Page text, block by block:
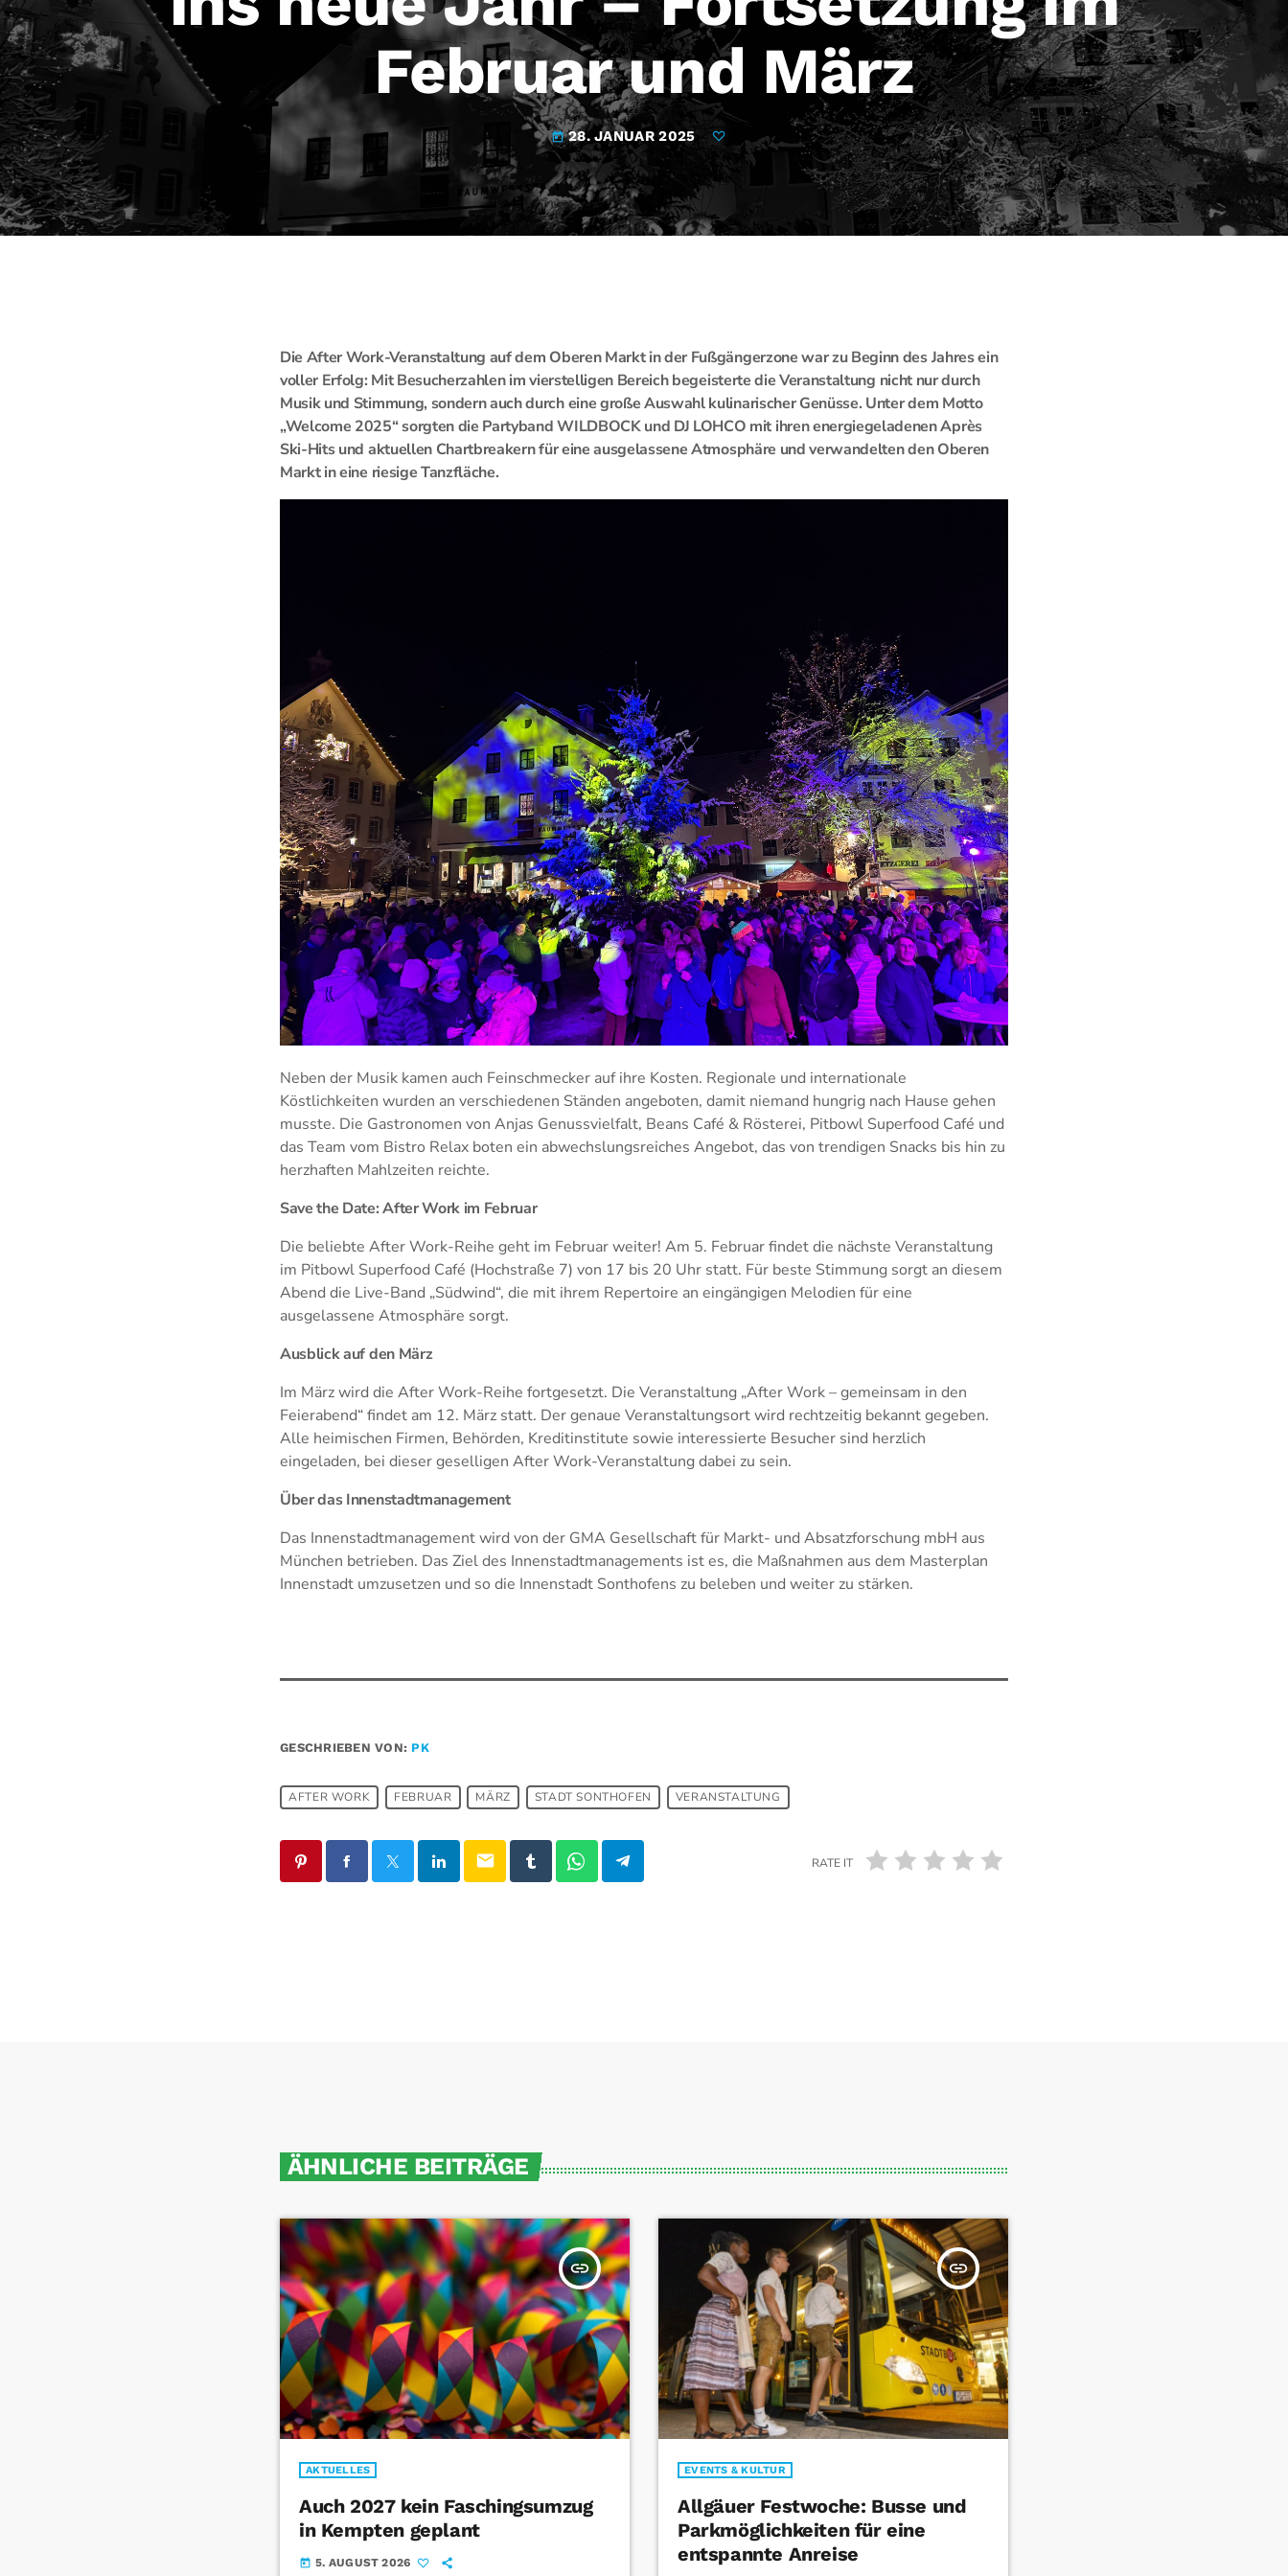
Februar und März
today 28. JANUAR 2025
Die After Work-Veranstaltung auf dem Oberen Markt in der Fußgängerzone war zu Beginn des Jahres ein
voller Erfolg: Mit Besucherzahlen im vierstelligen Bereich begeisterte die Veranstaltung nicht nur durch
Musik und Stimmung, sondern auch durch eine große Auswahl kulinarischer Genüsse. Unter dem Motto
„Welcome 2025“ sorgten die Partyband WILDBOCK und DJ LOHCO mit ihren energiegeladenen Après
Ski-Hits und aktuellen Chartbreakern für eine ausgelassene Atmosphäre und verwandelten den Oberen
Markt in eine riesige Tanzfläche.
Neben der Musik kamen auch Feinschmecker auf ihre Kosten. Regionale und internationale
Köstlichkeiten wurden an verschiedenen Ständen angeboten, damit niemand hungrig nach Hause gehen
musste. Die Gastronomen von Anjas Genussvielfalt, Beans Café & Rösterei, Pitbowl Superfood Café und
das Team vom Bistro Relax boten ein abwechslungsreiches Angebot, das von trendigen Snacks bis hin zu
herzhaften Mahlzeiten reichte.
Save the Date: After Work im Februar
Die beliebte After Work-Reihe geht im Februar weiter! Am 5. Februar findet die nächste Veranstaltung
im Pitbowl Superfood Café (Hochstraße 7) von 17 bis 20 Uhr statt. Für beste Stimmung sorgt an diesem
Abend die Live-Band „Südwind“, die mit ihrem Repertoire an eingängigen Melodien für eine
ausgelassene Atmosphäre sorgt.
Ausblick auf den März
Im März wird die After Work-Reihe fortgesetzt. Die Veranstaltung „After Work – gemeinsam in den
Feierabend“ findet am 12. März statt. Der genaue Veranstaltungsort wird rechtzeitig bekannt gegeben.
Alle heimischen Firmen, Behörden, Kreditinstitute sowie interessierte Besucher sind herzlich
eingeladen, bei dieser geselligen After Work-Veranstaltung dabei zu sein.
Über das Innenstadtmanagement
Das Innenstadtmanagement wird von der GMA Gesellschaft für Markt- und Absatzforschung mbH aus
München betrieben. Das Ziel des Innenstadtmanagements ist es, die Maßnahmen aus dem Masterplan
Innenstadt umzusetzen und so die Innenstadt Sonthofens zu beleben und weiter zu stärken.
GESCHRIEBEN VON: PK
AFTER WORK FEBRUAR MÄRZ STADT SONTHOFEN VERANSTALTUNG
email RATE IT
ÄHNLICHE BEITRÄGE
insert_link
AKTUELLES
Auch 2027 kein Faschingsumzug
in Kempten geplant
today 5. AUGUST 2026
insert_link
EVENTS & KULTUR
Allgäuer Festwoche: Busse und
Parkmöglichkeiten für eine
entspannte Anreise